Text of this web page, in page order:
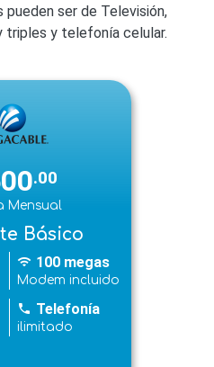
pueden ser de Televisión,
y telefonía celular.
.00
Mensual
Básico
wifi 100 megas
Modem incluido
phone Telefonía
ilimitado